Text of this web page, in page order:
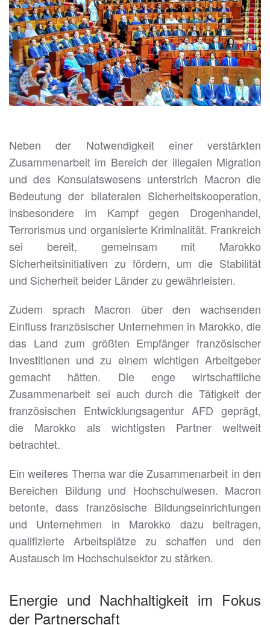
Neben der Notwendigkeit einer verstärkten
Zusammenarbeit im Bereich der illegalen Migration
und des Konsulatswesens unterstrich Macron die
Bedeutung der bilateralen Sicherheitskooperation,
insbesondere im Kampf gegen Drogenhandel,
Terrorismus und organisierte Kriminalität. Frankreich
sei bereit, gemeinsam mit Marokko
Sicherheitsinitiativen zu fördern, um die Stabilität
und Sicherheit beider Länder zu gewährleisten.
Zudem sprach Macron über den wachsenden
Einfluss französischer Unternehmen in Marokko, die
das Land zum größten Empfänger französischer
Investitionen und zu einem wichtigen Arbeitgeber
gemacht hätten. Die enge wirtschaftliche
Zusammenarbeit sei auch durch die Tätigkeit der
französischen Entwicklungsagentur AFD geprägt,
die Marokko als wichtigsten Partner weltweit
betrachtet.
Ein weiteres Thema war die Zusammenarbeit in den
Bereichen Bildung und Hochschulwesen. Macron
betonte, dass französische Bildungseinrichtungen
und Unternehmen in Marokko dazu beitragen,
qualifizierte Arbeitsplätze zu schaffen und den
Austausch im Hochschulsektor zu stärken.
Energie und Nachhaltigkeit im Fokus
der Partnerschaft